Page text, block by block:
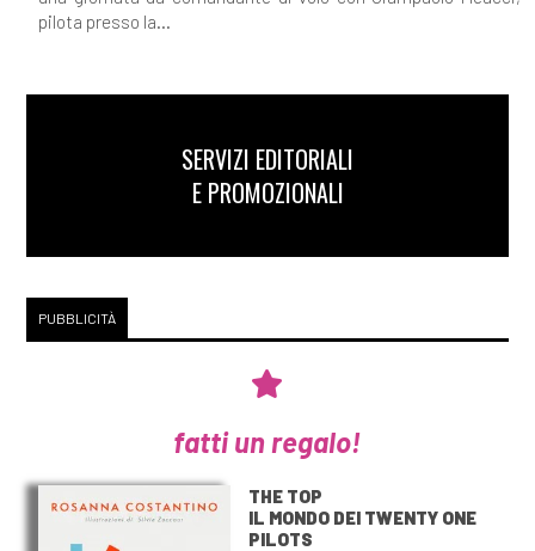
pilota presso la...
SERVIZI EDITORIALI
E PROMOZIONALI
PUBBLICITÀ
fatti un regalo!
THE TOP
IL MONDO DEI TWENTY ONE
PILOTS